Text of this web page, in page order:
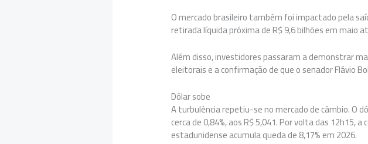
O mercado brasileiro também foi impactado pela
retirada líquida próxima de R$ 9,6 bilhões em maio
Além disso, investidores passaram a demonstrar
eleitorais e a confirmação de que o senador Flávio
Dólar sobe
A turbulência repetiu-se no mercado de câmbio. O
cerca de 0,84%, aos R$ 5,041. Por volta das 12h15,
estadunidense acumula queda de 8,17% em 2026.